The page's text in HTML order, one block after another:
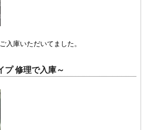
入庫いただいてました。
プ 修理で入庫～